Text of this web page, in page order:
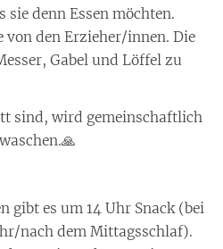
sie denn Essen möchten.
von den Erzieher/innen. Die
Gabel und Löffel zu
sind, wird gemeinschaftlich
gibt es um 14 Uhr Snack (bei
nach dem Mittagsschlaf).